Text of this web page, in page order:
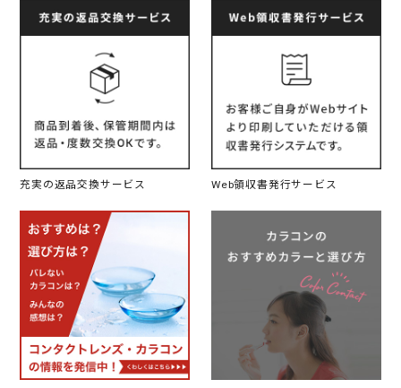
充実の返品交換サービス Web領収書発行サービス